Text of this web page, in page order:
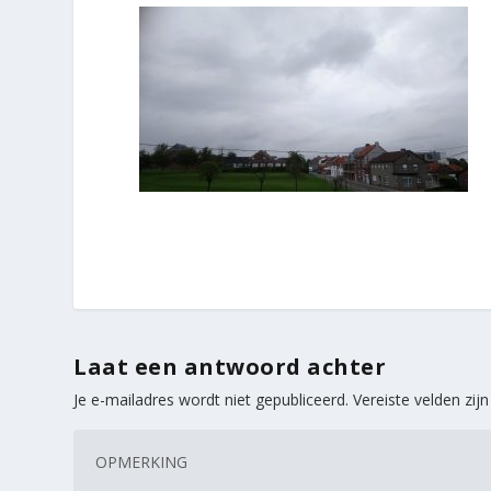
Laat een antwoord achter
Je e-mailadres wordt niet gepubliceerd. Vereiste velden